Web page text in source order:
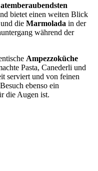
atemberaubendsten
bietet einen weiten Blick
die Marmolada in der
während der
Ampezzoküche
Pasta, Canederli und
serviert und von feinen
ebenso ein
die Augen ist.